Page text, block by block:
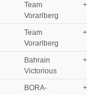
Team
Vorarlberg
Team
Vorarlberg
Bahrain
Victorious
BORA-